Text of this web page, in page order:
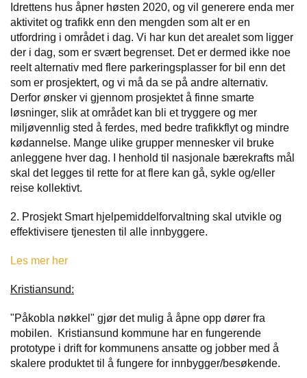
Idrettens hus åpner høsten 2020, og vil generere enda mer
aktivitet og trafikk enn den mengden som alt er en
utfordring i området i dag. Vi har kun det arealet som ligger
der i dag, som er svært begrenset. Det er dermed ikke noe
reelt alternativ med flere parkeringsplasser for bil enn det
som er prosjektert, og vi må da se på andre alternativ.
Derfor ønsker vi gjennom prosjektet å finne smarte
løsninger, slik at området kan bli et tryggere og mer
miljøvennlig sted å ferdes, med bedre trafikkflyt og mindre
kødannelse. Mange ulike grupper mennesker vil bruke
anleggene hver dag. I henhold til nasjonale bærekrafts mål
skal det legges til rette for at flere kan gå, sykle og/eller
reise kollektivt.
2. Prosjekt Smart hjelpemiddelforvaltning skal utvikle og
effektivisere tjenesten til alle innbyggere.
Les mer her
Kristiansund:
"Påkobla nøkkel" gjør det mulig å åpne opp dører fra
mobilen. Kristiansund kommune har en fungerende
prototype i drift for kommunens ansatte og jobber med å
skalere produktet til å fungere for innbygger/besøkende.